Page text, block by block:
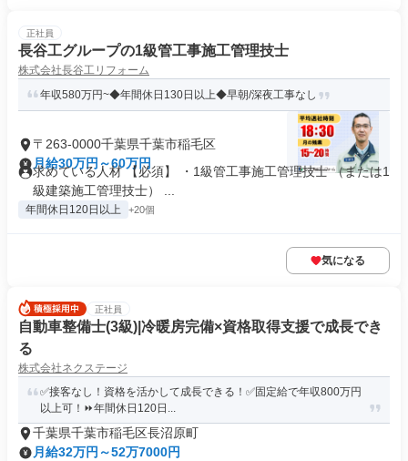
正社員
長谷工グループの1級管工事施工管理技士
株式会社長谷工リフォーム
年収580万円~◆年間休日130日以上◆早朝/深夜工事なし
〒263-0000千葉県千葉市稲毛区
月給30万円～60万円
求めている人材 【必須】 ・1級管工事施工管理技士 （または1
級建築施工管理技士） ...
年間休日120日以上 +20個
気になる
正社員
自動車整備士(3級)|冷暖房完備×資格取得支援で成長でき
る
株式会社ネクステージ
✅接客なし！資格を活かして成長できる！✅固定給で年収800万円
以上可！⏩️年間休日120日...
千葉県千葉市稲毛区長沼原町
月給32万円～52万7000円